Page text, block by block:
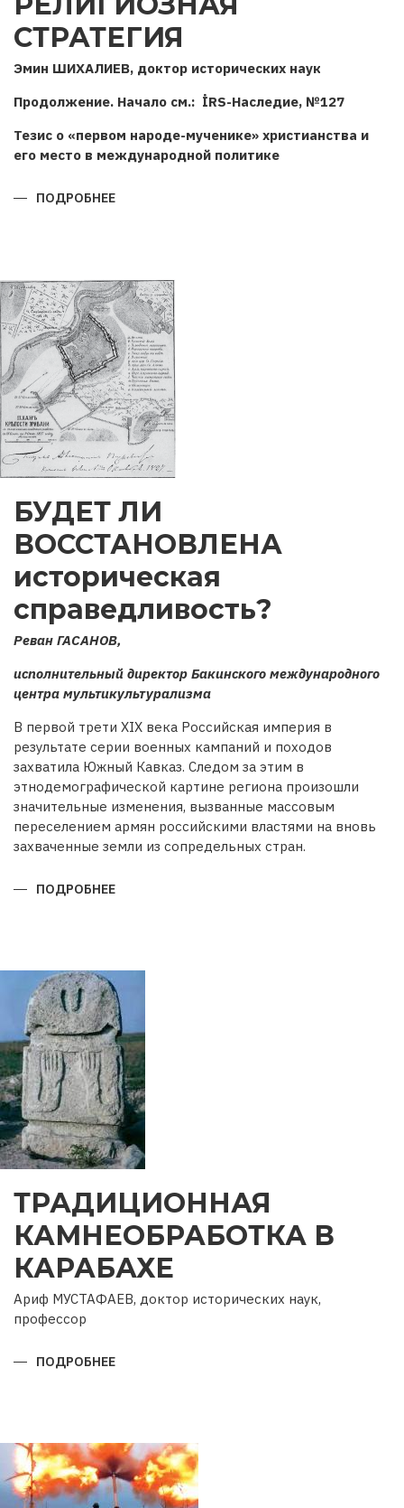
СТРАТЕГИЯ
Эмин ШИХАЛИЕВ, доктор исторических наук
Продолжение. Начало см.: İRS-Наследие, №127
Тезис о «первом народе-мученике» христианства и
его место в международной политике
ПОДРОБНЕЕ
БУДЕТ ЛИ
ВОССТАНОВЛЕНА
историческая
справедливость?
Реван ГАСАНОВ,
исполнительный директор Бакинского международного
центра мультикультурализма
В первой трети XIX века Российская империя в
результате серии военных кампаний и походов
захватила Южный Кавказ. Следом за этим в
этнодемографической картине региона произошли
значительные изменения, вызванные массовым
переселением армян российскими властями на вновь
захваченные земли из сопредельных стран.
ПОДРОБНЕЕ
ТРАДИЦИОННАЯ
КАМНЕОБРАБОТКА В
КАРАБАХЕ
Ариф МУСТАФАЕВ, доктор исторических наук,
профессор
ПОДРОБНЕЕ